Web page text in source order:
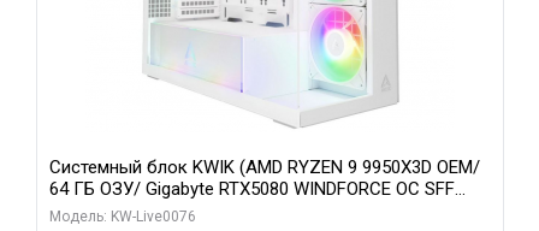
Системный блок KWIK (AMD RYZEN 9 9950X3D OEM/
64 ГБ ОЗУ/ Gigabyte RTX5080 WINDFORCE OC SFF
16GB GDDR7 256bit / 960 ГБ SSD)
Модель: KW-Live0076